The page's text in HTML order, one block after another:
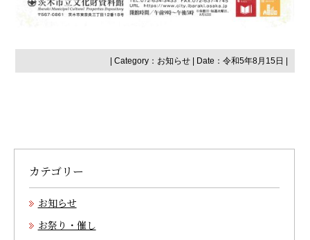
| Category： お知らせ| Date：令和5年8月15日 |
カテゴリー
お知らせ
お祭り・催し